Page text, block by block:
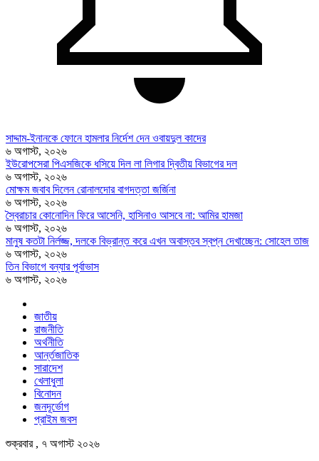
সাদ্দাম-ইনানকে ফোনে হামলার নির্দেশ দেন ওবায়দুল কাদের
৬ অগাস্ট, ২০২৬
ইউরোপসেরা পিএসজিকে ধসিয়ে দিল লা লিগার দ্বিতীয় বিভাগের দল
৬ অগাস্ট, ২০২৬
মোক্ষম জবাব দিলেন রোনালদোর বাগদত্তা জর্জিনা
৬ অগাস্ট, ২০২৬
স্বৈরাচার কোনোদিন ফিরে আসেনি, হাসিনাও আসবে না: আমির হামজা
৬ অগাস্ট, ২০২৬
মানুষ কতটা নির্লজ্জ, দলকে বিভ্রান্ত করে এখন অবাস্তব স্বপ্ন দেখাচ্ছেন: সোহেল তাজ
৬ অগাস্ট, ২০২৬
তিন বিভাগে বন্যার পূর্বাভাস
৬ অগাস্ট, ২০২৬
জাতীয়
রাজনীতি
অর্থনীতি
আর্ন্তজাতিক
সারাদেশ
খেলাধুলা
বিনোদন
জনদূর্ভোগ
প্রাইম জবস
শুক্রবার , ৭ অগাস্ট ২০২৬